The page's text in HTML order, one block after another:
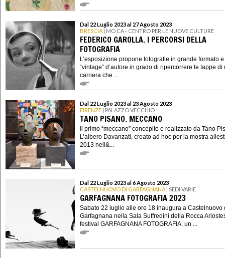
Dal 22 Luglio 2023 al 27 Agosto 2023
BRESCIA | MO.CA - CENTRO PER LE NUOVE CULTURE
FEDERICO GAROLLA. I PERCORSI DELLA
FOTOGRAFIA
L’esposizione propone fotografie in grande formato e
“vintage” d’autore in grado di ripercorrere le tappe di
carriera che ...
Dal 22 Luglio 2023 al 23 Agosto 2023
FIRENZE | PALAZZO VECCHIO
TANO PISANO. MECCANO
Il primo “meccano” concepito e realizzato da Tano
L’albero Davanzati, creato ad hoc per la mostra
2013 nell&...
Dal 22 Luglio 2023 al 6 Agosto 2023
CASTELNUOVO DI GARFAGNANA | SEDI VARIE
GARFAGNANA FOTOGRAFIA 2023
Sabato 22 luglio alle ore 18 inaugura a Castelnuovo
Garfagnana nella Sala Suffredini della Rocca
festival GARFAGNANA FOTOGRAFIA, un ...